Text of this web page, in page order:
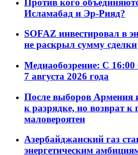
Исламабад и Эр-Рияд?
SOFAZ инвестировал в
не раскрыл сумму сделки
Медиаобозрение: С 16:00
7 августа 2026 года
После выборов Армения
к разрядке, но возврат
маловероятен
Азербайджанский газ
энергетическим